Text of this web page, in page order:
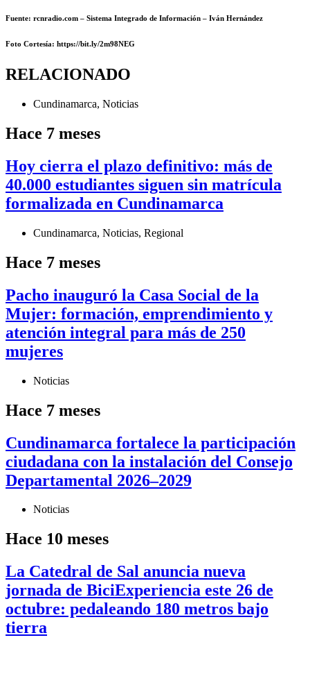
Fuente: rcnradio.com – Sistema Integrado de Información – Iván Hernández
Foto Cortesía: https://bit.ly/2m98NEG
RELACIONADO
Cundinamarca, Noticias
Hace 7 meses
Hoy cierra el plazo definitivo: más de
40.000 estudiantes siguen sin matrícula
formalizada en Cundinamarca
Cundinamarca, Noticias, Regional
Hace 7 meses
Pacho inauguró la Casa Social de la
Mujer: formación, emprendimiento y
atención integral para más de 250
mujeres
Noticias
Hace 7 meses
Cundinamarca fortalece la participación
ciudadana con la instalación del Consejo
Departamental 2026–2029
Noticias
Hace 10 meses
La Catedral de Sal anuncia nueva
jornada de BiciExperiencia este 26 de
octubre: pedaleando 180 metros bajo
tierra